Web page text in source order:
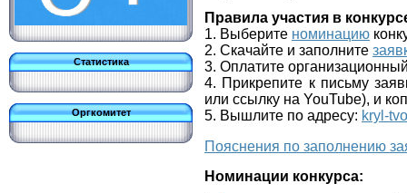
Статистика
Оргкомитет
Правила участия в
1. Выберите номинацию
2. Скачайте и заполните
3. Оплатите
4. Прикрепите к письму
или ссылку на YouTube), и
5. Вышлите по адресу: kryl-
Пояснения по заполнению
Номинации конкурса: